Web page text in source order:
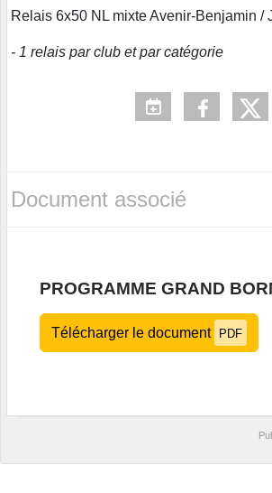
Relais 6x50 NL mixte Avenir-Benjamin /
- 1 relais par club et par catégorie
Document associé
PROGRAMME GRAND
Télécharger le document PDF